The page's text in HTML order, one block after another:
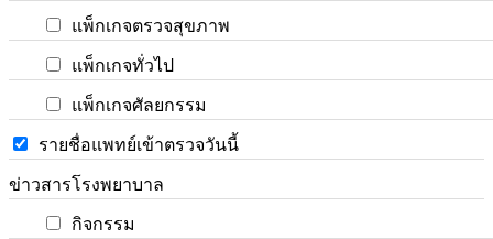
แพ็กเกจตรวจสุขภาพ
แพ็กเกจทั่วไป
แพ็กเกจศัลยกรรม
รายชื่อแพทย์เข้าตรวจวันนี้
ข่าวสารโรงพยาบาล
กิจกรรม